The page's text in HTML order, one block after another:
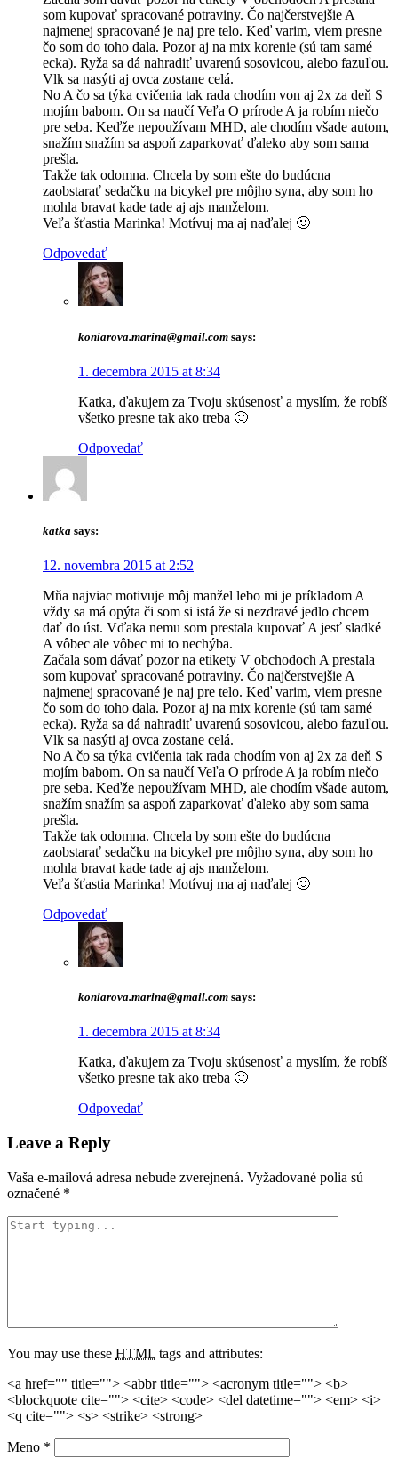
som kupovať spracované potraviny. Čo najčerstvejšie A
najmenej spracované je naj pre telo. Keď varim, viem presne
čo som do toho dala. Pozor aj na mix korenie (sú tam samé
ecka). Ryža sa dá nahradiť uvarenú sosovicou, alebo fazuľou.
Vlk sa nasýti aj ovca zostane celá.
No A čo sa týka cvičenia tak rada chodím von aj 2x za deň S
mojím babom. On sa naučí Veľa O prírode A ja robím niečo
pre seba. Keďže nepoužívam MHD, ale chodím všade autom,
snažím snažím sa aspoň zaparkovať ďaleko aby som sama
prešla.
Takže tak odomna. Chcela by som ešte do budúcna
zaobstarať sedačku na bicykel pre môjho syna, aby som ho
mohla bravat kade tade aj ajs manželom.
Veľa šťastia Marinka! Motívuj ma aj naďalej 🙂
Odpovedať
koniarova.marina@gmail.com says:
1. decembra 2015 at 8:34
Katka, ďakujem za Tvoju skúsenosť a myslím, že robíš
všetko presne tak ako treba 🙂
Odpovedať
katka says:
12. novembra 2015 at 2:52
Mňa najviac motivuje môj manžel lebo mi je príkladom A
vždy sa má opýta či som si istá že si nezdravé jedlo chcem
dať do úst. Vďaka nemu som prestala kupovať A jesť sladké
A vôbec ale vôbec mi to nechýba.
Začala som dávať pozor na etikety V obchodoch A prestala
som kupovať spracované potraviny. Čo najčerstvejšie A
najmenej spracované je naj pre telo. Keď varim, viem presne
čo som do toho dala. Pozor aj na mix korenie (sú tam samé
ecka). Ryža sa dá nahradiť uvarenú sosovicou, alebo fazuľou.
Vlk sa nasýti aj ovca zostane celá.
No A čo sa týka cvičenia tak rada chodím von aj 2x za deň S
mojím babom. On sa naučí Veľa O prírode A ja robím niečo
pre seba. Keďže nepoužívam MHD, ale chodím všade autom,
snažím snažím sa aspoň zaparkovať ďaleko aby som sama
prešla.
Takže tak odomna. Chcela by som ešte do budúcna
zaobstarať sedačku na bicykel pre môjho syna, aby som ho
mohla bravat kade tade aj ajs manželom.
Veľa šťastia Marinka! Motívuj ma aj naďalej 🙂
Odpovedať
koniarova.marina@gmail.com says:
1. decembra 2015 at 8:34
Katka, ďakujem za Tvoju skúsenosť a myslím, že robíš
všetko presne tak ako treba 🙂
Odpovedať
Leave a Reply
Vaša e-mailová adresa nebude zverejnená. Vyžadované polia sú
označené *
You may use these HTML tags and attributes:
<a href="" title=""> <abbr title=""> <acronym title=""> <b>
<blockquote cite=""> <cite> <code> <del datetime=""> <em> <i>
<q cite=""> <s> <strike> <strong>
Meno *